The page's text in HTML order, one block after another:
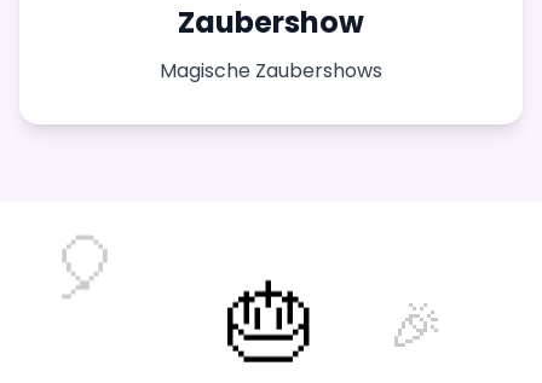
Zaubershow
Magische Zaubershows
🎈
🎉
🎂